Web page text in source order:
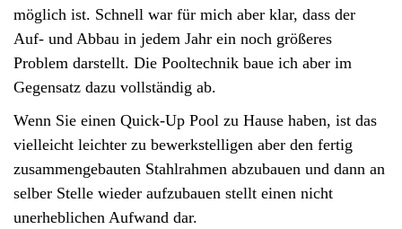
möglich ist. Schnell war für mich aber klar, dass der
Auf- und Abbau in jedem Jahr ein noch größeres
Problem darstellt. Die Pooltechnik baue ich aber im
Gegensatz dazu vollständig ab.
Wenn Sie einen Quick-Up Pool zu Hause haben, ist das
vielleicht leichter zu bewerkstelligen aber den fertig
zusammengebauten Stahlrahmen abzubauen und dann an
selber Stelle wieder aufzubauen stellt einen nicht
unerheblichen Aufwand dar.